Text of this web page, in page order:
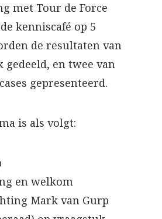
met Tour de Force
kenniscafé op 5
de resultaten van
gedeeld, en twee van
gepresenteerd.
is als volgt:
en welkom
Mark van Gurp